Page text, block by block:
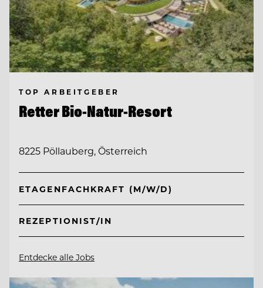
TOP ARBEITGEBER
Retter Bio-Natur-Resort
8225 Pöllauberg, Österreich
ETAGENFACHKRAFT (M/W/D)
REZEPTIONIST/IN
Entdecke alle Jobs